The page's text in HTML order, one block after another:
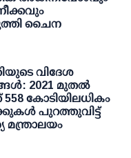
ചൈന
വിദേശ
2021 മുതൽ
558 കോടിയിലധികം
പുറത്തുവിട്ട്
മന്ത്രാലയം